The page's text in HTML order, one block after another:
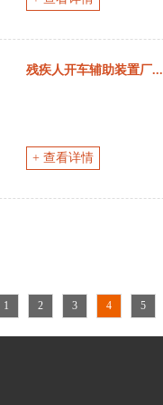
残疾人开车辅助装置厂...
+ 查看详情
1 2 3 4 5